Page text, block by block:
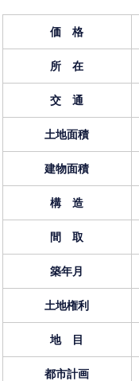
価 格
所 在
交 通
土地面積
建物面積
構 造
間 取
築年月
土地権利
地 目
都市計画